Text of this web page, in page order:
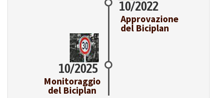
10/2022
Approvazione
del Biciplan
10/2025
Monitoraggio
del Biciplan